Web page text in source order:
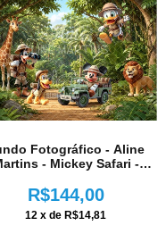
Fotográfico - Aline
- Mickey Safari -
R$144,00
12 x de R$14,81